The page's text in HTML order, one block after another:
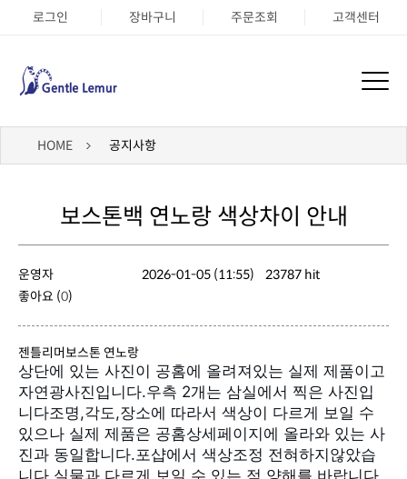
로그인 장바구니 주문조회 고객센터
HOME 공지사항
보스톤백 연노랑 색상차이 안내
운영자 2026-01-05 (11:55)
23787 hit
좋아요 (0)
젠틀리머보스톤 연노랑
니다.실물과 다르게 보일 수 있는 점 양해를 바랍니다